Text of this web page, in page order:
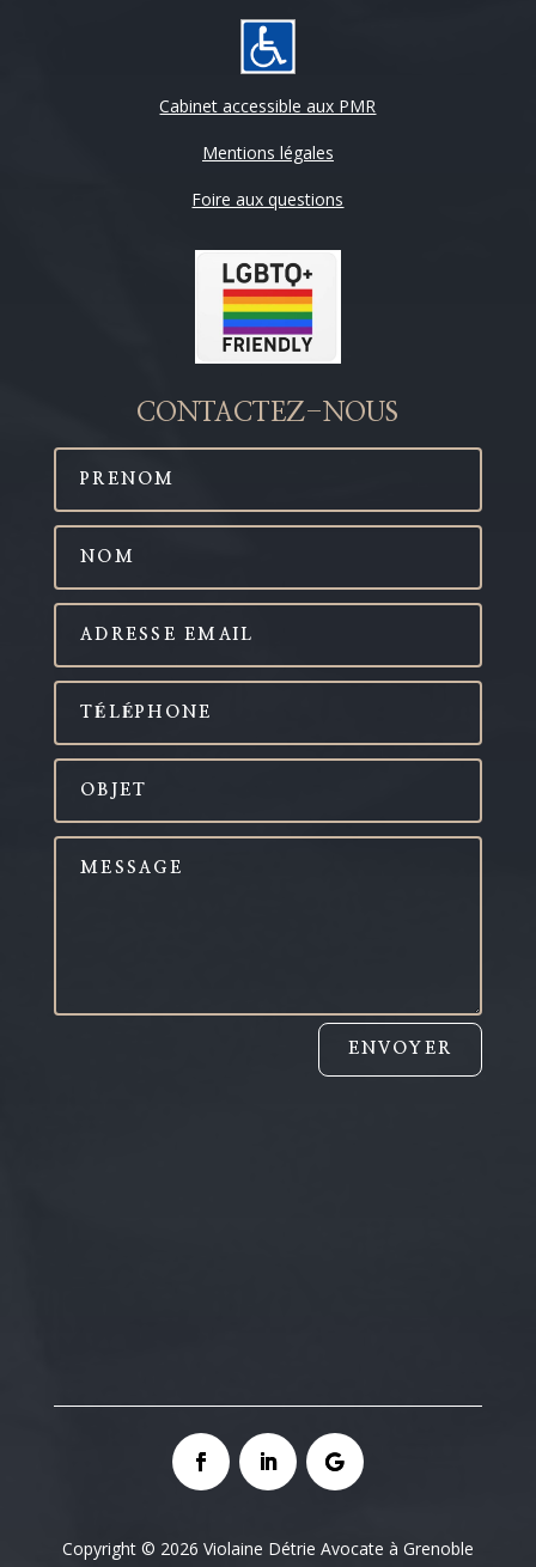
Cabinet accessible aux PMR
Mentions légales
Foire aux questions
CONTACTEZ-NOUS
ENVOYER
Copyright © 2026 Violaine Détrie Avocate à Grenoble